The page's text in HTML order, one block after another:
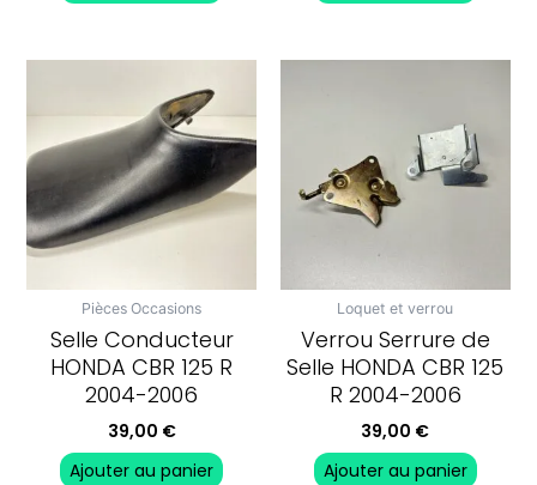
Pièces Occasions
Selle Conducteur
HONDA CBR 125 R
2004-2006
39,00 €
Ajouter au panier
Loquet et verrou
Verrou Serrure de
Selle HONDA CBR 125
R 2004-2006
39,00 €
Ajouter au panier